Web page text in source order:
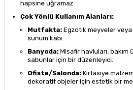
hapsine uğramaz.
Çok Yönlü Kullanım Alanları:
Mutfakta: Egzotik meyveler
sunum kabı.
Banyoda: Misafir havluları, bakım
sabunlar için bir düzenleyici.
Ofiste/Salonda: Kırtasiye
dekoratif objeler için estetik bir